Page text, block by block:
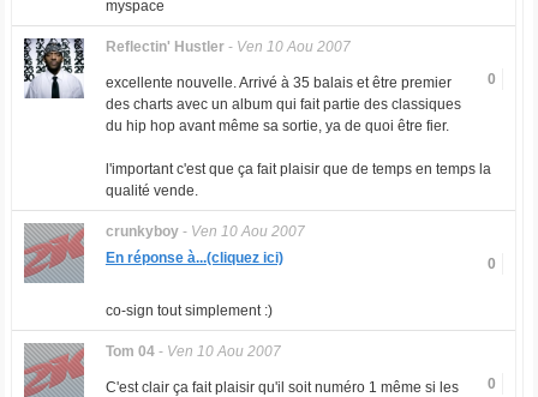
myspace
Reflectin' Hustler- Ven 10 Aou 2007
0
excellente nouvelle. Arrivé à 35 balais et être premier
des charts avec un album qui fait partie des classiques
du hip hop avant même sa sortie, ya de quoi être fier.
l'important c'est que ça fait plaisir que de temps en temps la
qualité vende.
crunkyboy- Ven 10 Aou 2007
0
En réponse à...(cliquez ici)
co-sign tout simplement :)
Tom 04- Ven 10 Aou 2007
0
C'est clair ça fait plaisir qu'il soit numéro 1 même si les